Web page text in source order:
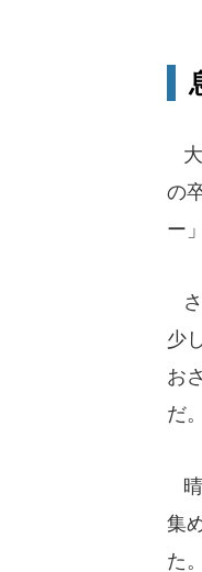
の
ー
少
お
だ。
集
た。